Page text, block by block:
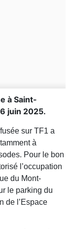
à Saint-
juin 2025.
sur TF1 a
à
Pour le bon
l’occupation
du Mont-
le parking du
de l’Espace